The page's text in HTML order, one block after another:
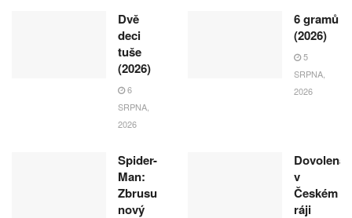
Dvě
deci
tuše
(2026)
6
SRPNA,
2026
6 gramů
(2026)
5
SRPNA,
2026
Spider-
Man:
Zbrusu
nový
Dovolená
v
Českém
ráji